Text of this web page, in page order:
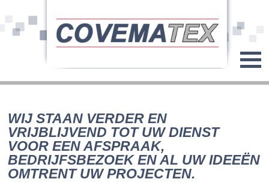
WIJ STAAN VERDER EN
VRIJBLIJVEND TOT UW DIENST
VOOR EEN AFSPRAAK,
BEDRIJFSBEZOEK EN AL UW IDEEËN
OMTRENT UW PROJECTEN.